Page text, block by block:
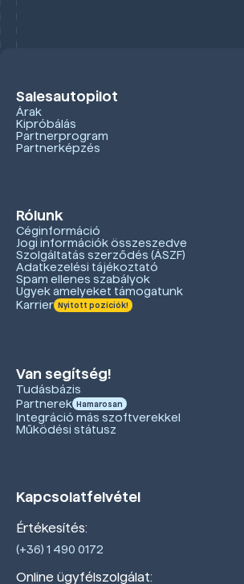
Salesautopilot
Árak
Kipróbálás
Partnerprogram
Partnerképzés
Rólunk
Céginformáció
Jogi információk összeszedve
Szolgáltatás szerződés (ÁSZF)
Adatkezelési tájékoztató
Spam ellenes szabályok
Ügyek amelyeket támogatunk
Karrier Nyitott pozíciók!
Van segítség!
Tudásbázis
Partnerek Hamarosan
Integráció más szoftverekkel
Működési státusz
Kapcsolatfelvétel
Értékesítés:
(+36) 1 490 0172
Online ügyfélszolgálat: